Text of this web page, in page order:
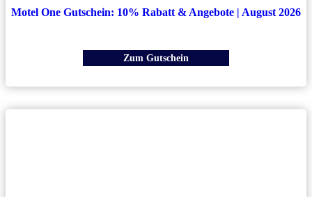
Motel One Gutschein: 10% Rabatt & Angebote | August 2026
Zum Gutschein